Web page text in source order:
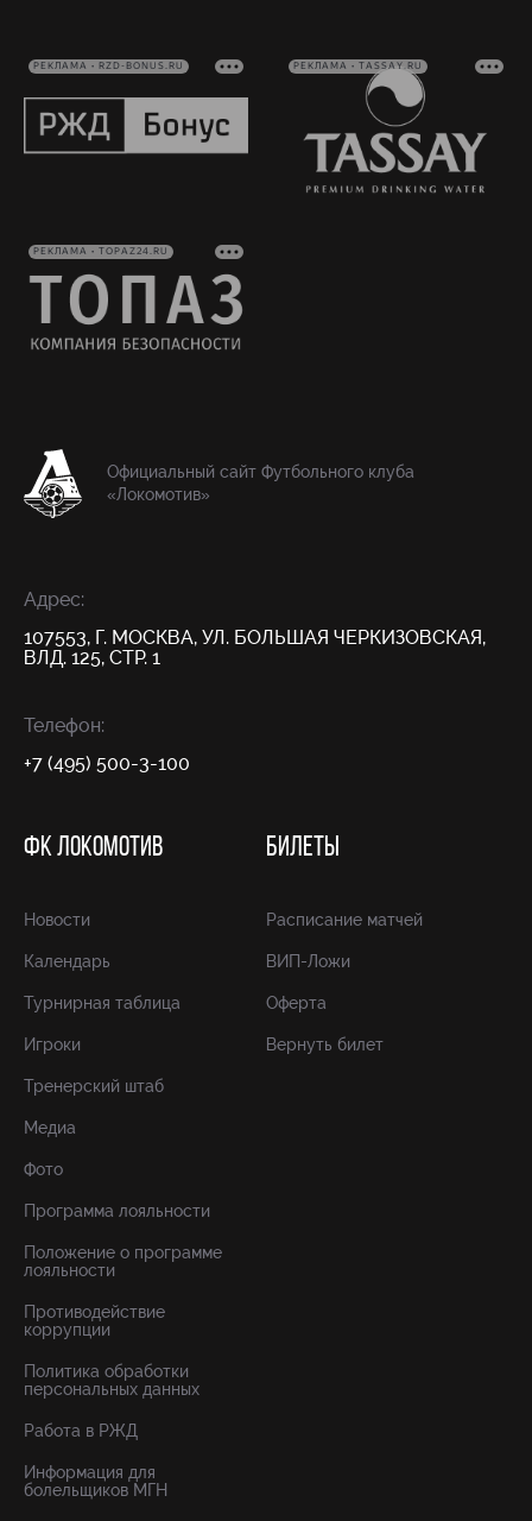
РЕКЛАМА • RZD-BONUS.RU РЕКЛАМА • TASSAY.RU
РЕКЛАМА • TOPAZ24.RU
Официальный сайт Футбольного клуба
«Локомотив»
Адрес:
107553, Г. МОСКВА, УЛ. БОЛЬШАЯ ЧЕРКИЗОВСКАЯ,
ВЛД. 125, СТР. 1
Телефон:
+7 (495) 500-3-100
ФК ЛОКОМОТИВ
Новости
Календарь
Турнирная таблица
Игроки
Тренерский штаб
Медиа
Фото
Программа лояльности
Положение о программе
лояльности
Противодействие
коррупции
Политика обработки
персональных данных
Работа в РЖД
Информация для
болельщиков МГН
БИЛЕТЫ
Расписание матчей
ВИП-Ложи
Оферта
Вернуть билет